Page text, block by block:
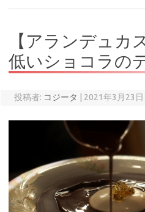
【アランデュカ
低いショコラの
投稿者: コジータ 2021年3月23日